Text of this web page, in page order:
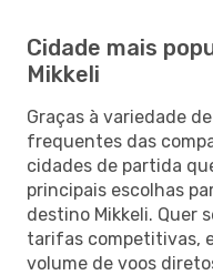
Cidade mais
Mikkeli
Graças à variedade
frequentes das
cidades de partida
principais escolhas
destino Mikkeli. Quer
tarifas competitivas,
volume de voos